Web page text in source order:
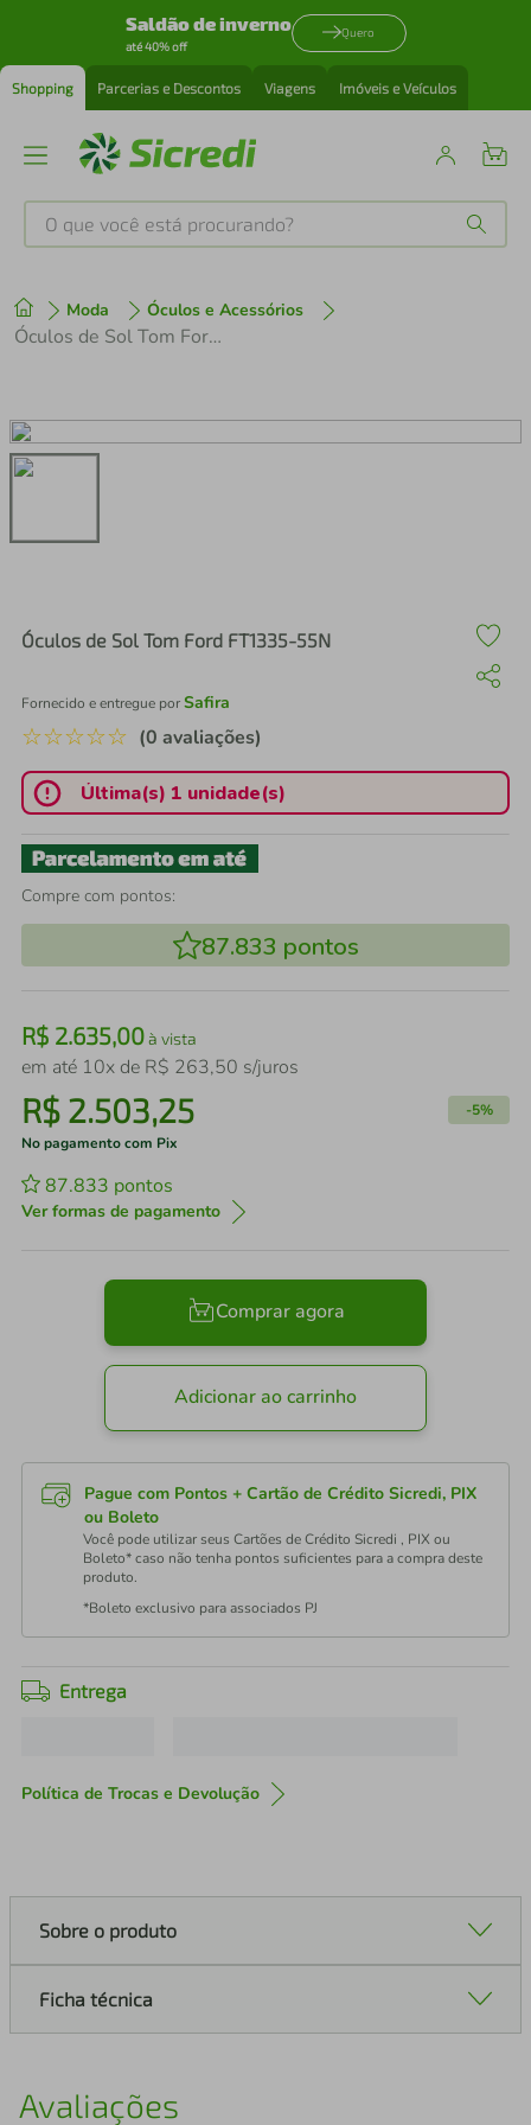
Saldão de inverno
até 40% off
Quero
Shopping Parcerias e Descontos Viagens Imóveis e Veículos
O que você está procurando?
Moda Óculos e Acessórios
Óculos de Sol Tom Ford FT1335-55N
Óculos de Sol Tom Ford FT1335-55N
Fornecido e entregue porSafira
☆☆☆☆☆ (0 avaliações)
Última(s) 1 unidade(s)
Compre com pontos:
87.833 pontos
R$ 2.635,00à vista
em até 10x de R$ 263,50 s/juros
R$ 2.503,25 -5%
No pagamento com Pix
87.833 pontos
Ver formas de pagamento
Comprar agora
Adicionar ao carrinho
Pague com Pontos + Cartão de Crédito Sicredi, PIX
ou Boleto
Você pode utilizar seus Cartões de Crédito Sicredi , PIX ou
Boleto* caso não tenha pontos suficientes para a compra deste
produto.
*Boleto exclusivo para associados PJ
Entrega
Política de Trocas e Devolução
Sobre o produto
Ficha técnica
Avaliações
1º tenis